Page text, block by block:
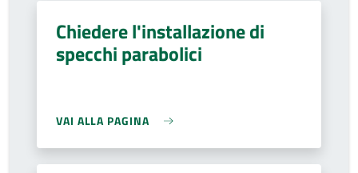
Chiedere l'installazione di
specchi parabolici
VAI ALLA PAGINA